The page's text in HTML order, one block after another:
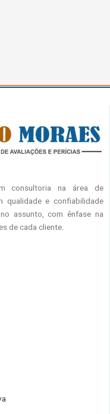
consultoria na área de
qualidade e confiabilidade
assunto, com ênfase na
de cada cliente.